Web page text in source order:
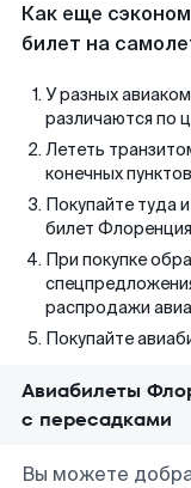
Как еще
билет на
У разных
различаются по
Лететь
конечных
Покупайте туда
билет
При покупке
распродажи
Покупайте
Авиабилеты
с пересадками
Вы можете